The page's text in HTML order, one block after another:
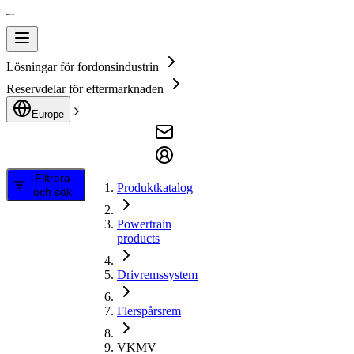
Lösningar för fordonsindustrin
Reservdelar för eftermarknaden
Europe
Filtrera
och sök
Produktkatalog
Powertrain
products
Drivremssystem
Flerspårsrem
VKMV